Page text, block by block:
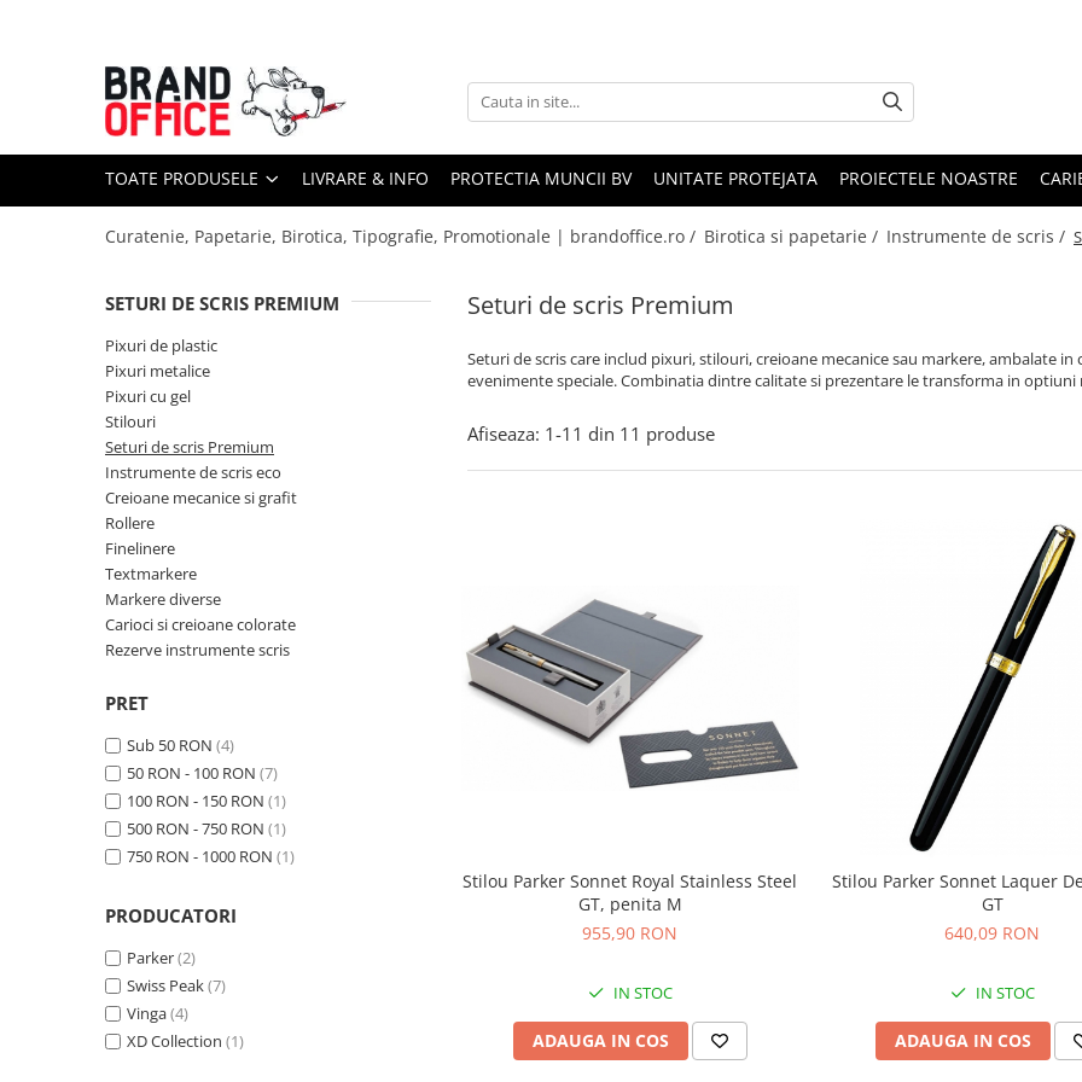
Toate Produsele
Unitate Protejata - PRODUCTIE
Hartie copiator si produse
Formulare tipizate
Saci menajeri (Unitate Protejata)
Agende, calendare si organizatoare
Agende personalizabile
Organizatoare business
Birotica si papetarie
Hartie si articole din hartie
Bibliorafturi, caiete mecanice,
separatoare
Capsatoare, capse si perforatoare
Caiete si blocnotesuri
Etichetare si ambalare
Arhivare si depozitare
Instrumente de scris
Pixuri de plastic
Seturi de scris Premium
Instrumente de scris eco
TOATE PRODUSELE LIVRARE & INFO PROTECTIA MUNCII BV UNITATE PROTEJATA PROIECTELE NOASTRE
Curatenie, Papetarie, Birotica, Tipografie, Promotionale | brandoffice.ro / Birotica si papetarie / Instrumente de scris /
Seturi de scris Premium
Seturi de scris care includ pixuri, stilouri, creioane mecanice sau markere, ambalate
evenimente speciale. Combinatia dintre calitate si prezentare le transforma in
SETURI DE SCRIS PREMIUM
Pixuri de plastic
Pixuri metalice
Pixuri cu gel
Stilouri
Seturi de scris Premium
Instrumente de scris eco
Creioane mecanice si grafit
Rollere
Finelinere
Textmarkere
Markere diverse
Carioci si creioane colorate
Rezerve instrumente scris
PRET
Sub 50 RON (4)
50 RON - 100 RON (7)
100 RON - 150 RON (1)
500 RON - 750 RON (1)
750 RON - 1000 RON (1)
PRODUCATORI
Parker(2)
Swiss Peak(7)
Vinga(4)
XD Collection (1)
Afiseaza: 1-11 din 11 produse
Stilou Parker Sonnet Royal Stainless Steel
GT, penita M
955,90 RON
IN STOC
ADAUGA IN COS
Stilou Parker Sonnet Laquer
GT
640,09 RON
IN STOC
ADAUGA IN COS